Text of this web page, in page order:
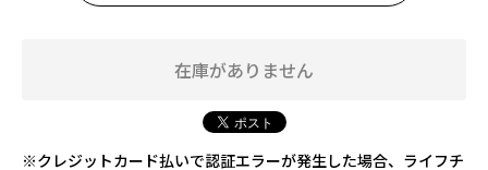
在庫がありません
※クレジットカード払いで認証エラーが発生した場合、ライフチ